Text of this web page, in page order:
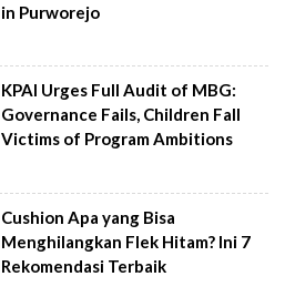
in Purworejo
KPAI Urges Full Audit of MBG:
Governance Fails, Children Fall
Victims of Program Ambitions
Cushion Apa yang Bisa
Menghilangkan Flek Hitam? Ini 7
Rekomendasi Terbaik